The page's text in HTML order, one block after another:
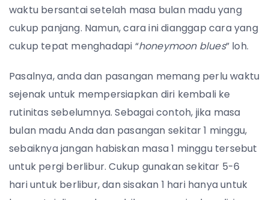
waktu bersantai setelah masa bulan madu yang
cukup panjang. Namun, cara ini dianggap cara yang
cukup tepat menghadapi “honeymoon blues” loh.
Pasalnya, anda dan pasangan memang perlu waktu
sejenak untuk mempersiapkan diri kembali ke
rutinitas sebelumnya. Sebagai contoh, jika masa
bulan madu Anda dan pasangan sekitar 1 minggu,
sebaiknya jangan habiskan masa 1 minggu tersebut
untuk pergi berlibur. Cukup gunakan sekitar 5-6
hari untuk berlibur, dan sisakan 1 hari hanya untuk